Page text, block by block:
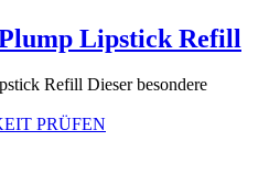
Lipstick Refill
Refill Dieser besondere
PRÜFEN